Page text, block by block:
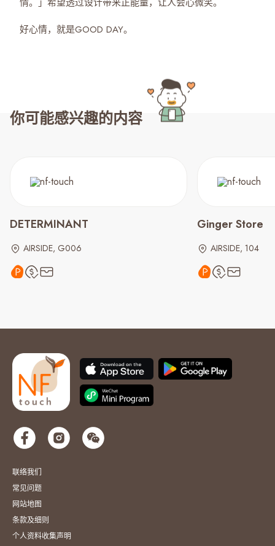
好心情，就是GOOD DAY。
你可能感兴趣的内容
DETERMINANT
AIRSIDE, G006
Ginger Store
AIRSIDE, 104
联络我们
常见问题
网站地图
条款及细则
个人资料收集声明